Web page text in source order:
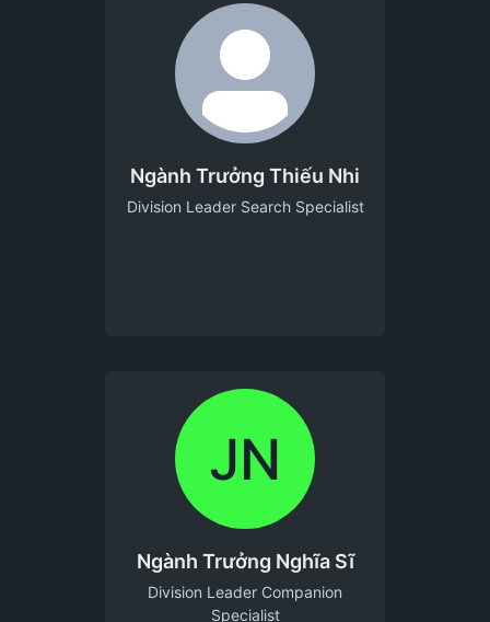
Ngành Trưởng Thiếu Nhi
Division Leader Search Specialist
JN
Ngành Trưởng Nghĩa Sĩ
Division Leader Companion
Specialist